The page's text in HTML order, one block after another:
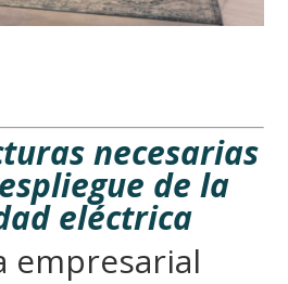
necesarias
de la
eléctrica
empresarial